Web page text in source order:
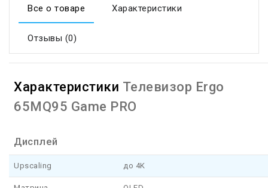
Все о товаре Характеристики
Отзывы (0)
Характеристики Телевизор Ergo
65MQ95 Game PRO
Дисплей
Upscaling до 4K